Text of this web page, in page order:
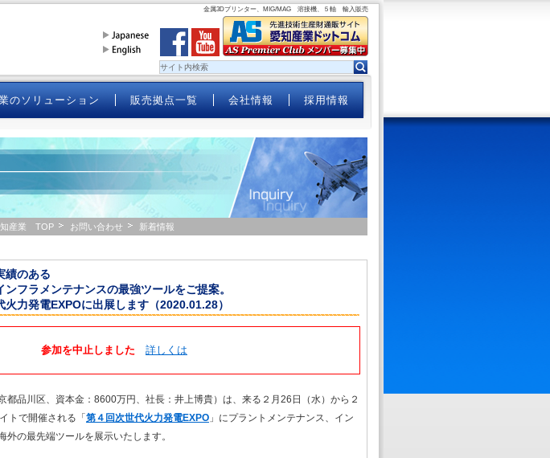
金属3Dプリンター、MIG/MAG 溶接機、５軸 輸入販売
のソリューション 販売拠点一覧 会社情報 採用情報
知産業 TOP お問い合わせ 新着情報
績のある
フラメンテナンスの最強ツールをご提案。
力発電EXPOに出展します（2020.01.28）
参加を中止しました 詳しくは
都品川区、資本金：8600万円、社長：井上博貴）は、来る２月26日（水）から２
トで開催される「 第４回次世代火力発電EXPO 」にプラントメンテナンス、イン
外の最先端ツールを展示いたします。